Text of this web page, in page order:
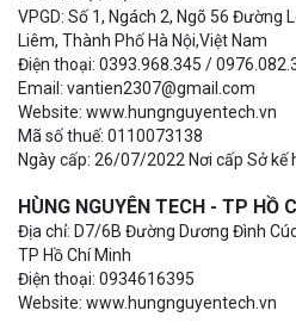
VPGD: Số 1, Ngách 2, Ngõ 56 Đường
Liêm, Thành Phố Hà Nội,Việt Nam
Điện thoại: 0393.968.345 /
Email: vantien2307@gmail.com
Website: www.hungnguyentech.vn
Mã số thuế: 0110073138
Ngày cấp: 26/07/2022 Nơi cấp Sở kế
HÙNG NGUYÊN TECH - TP HỒ
Địa chỉ: D7/6B Đường Dương Đình
TP Hồ Chí Minh
Điện thoại: 0934616395
Website: www.hungnguyentech.vn